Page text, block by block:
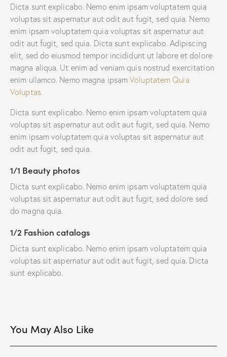
Dicta sunt explicabo. Nemo enim ipsam voluptatem quia
voluptas sit aspernatur aut odit aut fugit, sed quia. Nemo
enim ipsam voluptatem quia voluptas sit aspernatur aut
odit aut fugit, sed quia. Dicta sunt explicabo. Adipiscing
elit, sed do eiusmod tempor incididunt ut labore et dolore
magna aliqua. Ut enim ad veniam quis nostrud exercitation
enim ullamco. Nemo magna ipsamVoluptatem Quia
Voluptas.
Dicta sunt explicabo. Nemo enim ipsam voluptatem quia
voluptas sit aspernatur aut odit aut fugit, sed quia. Nemo
enim ipsam voluptatem quia voluptas sit aspernatur aut
odit aut fugit, sed quia.
1/1 Beauty photos
Dicta sunt explicabo. Nemo enim ipsam voluptatem quia
voluptas sit aspernatur aut odit aut fugit, sed dolore sed
do magna quia.
1/2 Fashion catalogs
Dicta sunt explicabo. Nemo enim ipsam voluptatem quia
voluptas sit aspernatur aut odit aut fugit, sed quia. Dicta
sunt explicabo.
You May Also Like